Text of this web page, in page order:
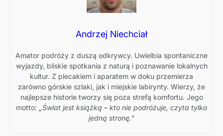
Andrzej Niechciał
Amator podróży z duszą odkrywcy. Uwielbia spontaniczne
wyjazdy, bliskie spotkania z naturą i poznawanie lokalnych
kultur. Z plecakiem i aparatem w doku przemierza
zarówno górskie szlaki, jak i miejskie labirynty. Wierzy, że
najlepsze historie tworzy się poza strefą komfortu. Jego
motto: „Świat jest książką – kto nie podróżuje, czyta tylko
jedną stronę.”